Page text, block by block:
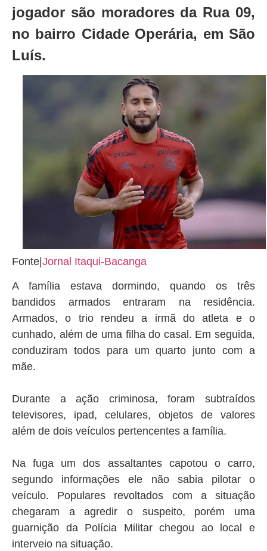
jogador são moradores da Rua 09,
no bairro Cidade Operária, em São
Luís.
Fonte|Jornal Itaqui-Bacanga
A família estava dormindo, quando os três
bandidos armados entraram na residência.
Armados, o trio rendeu a irmã do atleta e o
cunhado, além de uma filha do casal. Em seguida,
conduziram todos para um quarto junto com a
mãe.
Durante a ação criminosa, foram subtraídos
televisores, ipad, celulares, objetos de valores
além de dois veículos pertencentes a família.
Na fuga um dos assaltantes capotou o carro,
segundo informações ele não sabia pilotar o
veículo. Populares revoltados com a situação
chegaram a agredir o suspeito, porém uma
guarnição da Polícia Militar chegou ao local e
interveio na situação.